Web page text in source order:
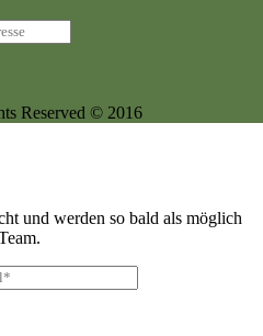
Reserved © 2016
und werden so bald als möglich